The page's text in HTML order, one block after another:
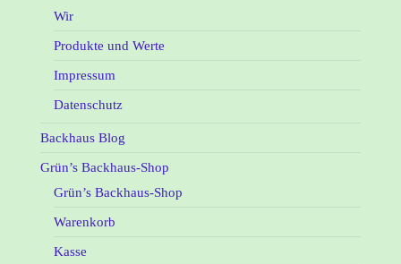
Wir
Produkte und Werte
Impressum
Datenschutz
Backhaus Blog
Grün’s Backhaus-Shop
Grün’s Backhaus-Shop
Warenkorb
Kasse